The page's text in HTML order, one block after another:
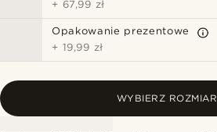
+ 67,99 zł
Opakowanie prezentowe
+ 19,99 zł
WYBIERZ ROZMIAR